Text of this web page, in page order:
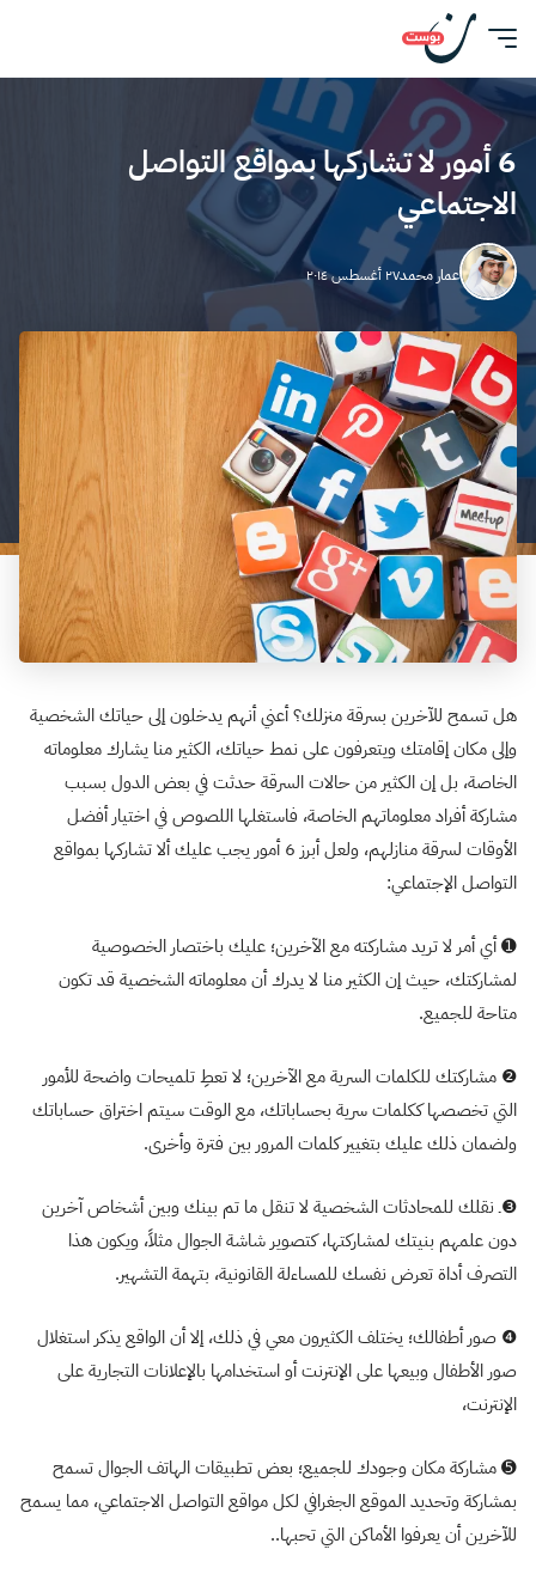
6 أمور لا تشاركها بمواقع التواصل
الاجتماعي
عمار محمد٢٧ أغسطس ٢٠١٤
هل تسمح للآخرين بسرقة منزلك؟ أعني أنهم يدخلون إلى حياتك الشخصية
وإلى مكان إقامتك ويتعرفون على نمط حياتك، الكثير منا يشارك معلوماته
الخاصة، بل إن الكثير من حالات السرقة حدثت في بعض الدول بسبب
مشاركة أفراد معلوماتهم الخاصة، فاستغلها اللصوص في اختيار أفضل
الأوقات لسرقة منازلهم، ولعل أبرز 6 أمور يجب عليك ألا تشاركها بمواقع
التواصل الإجتماعي:
➊ أي أمر لا تريد مشاركته مع الآخرين؛ عليك باختصار الخصوصية
لمشاركتك، حيث إن الكثير منا لا يدرك أن معلوماته الشخصية قد تكون
متاحة للجميع.
❷ مشاركتك للكلمات السرية مع الآخرين؛ لا تعطِ تلميحات واضحة للأمور
التي تخصصها ككلمات سرية بحساباتك، مع الوقت سيتم اختراق حساباتك
ولضمان ذلك عليك بتغيير كلمات المرور بين فترة وأخرى.
❸ـ نقلك للمحادثات الشخصية لا تنقل ما تم بينك وبين أشخاص آخرين
دون علمهم بنيتك لمشاركتها، كتصوير شاشة الجوال مثلاً، ويكون هذا
التصرف أداة تعرض نفسك للمساءلة القانونية، بتهمة التشهير.
❹ صور أطفالك؛ يختلف الكثيرون معي في ذلك، إلا أن الواقع يذكر استغلال
صور الأطفال وبيعها على الإنترنت أو استخدامها بالإعلانات التجارية على
الإنترنت،
➎ مشاركة مكان وجودك للجميع؛ بعض تطبيقات الهاتف الجوال تسمح
بمشاركة وتحديد الموقع الجغرافي لكل مواقع التواصل الاجتماعي، مما يسمح
للآخرين أن يعرفوا الأماكن التي تحبها..